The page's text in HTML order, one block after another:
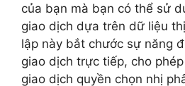
của bạn mà bạn có thể sử
giao dịch dựa trên dữ liệu
lập này bắt chước sự năng
giao dịch trực tiếp, cho
giao dịch quyền chọn nhị